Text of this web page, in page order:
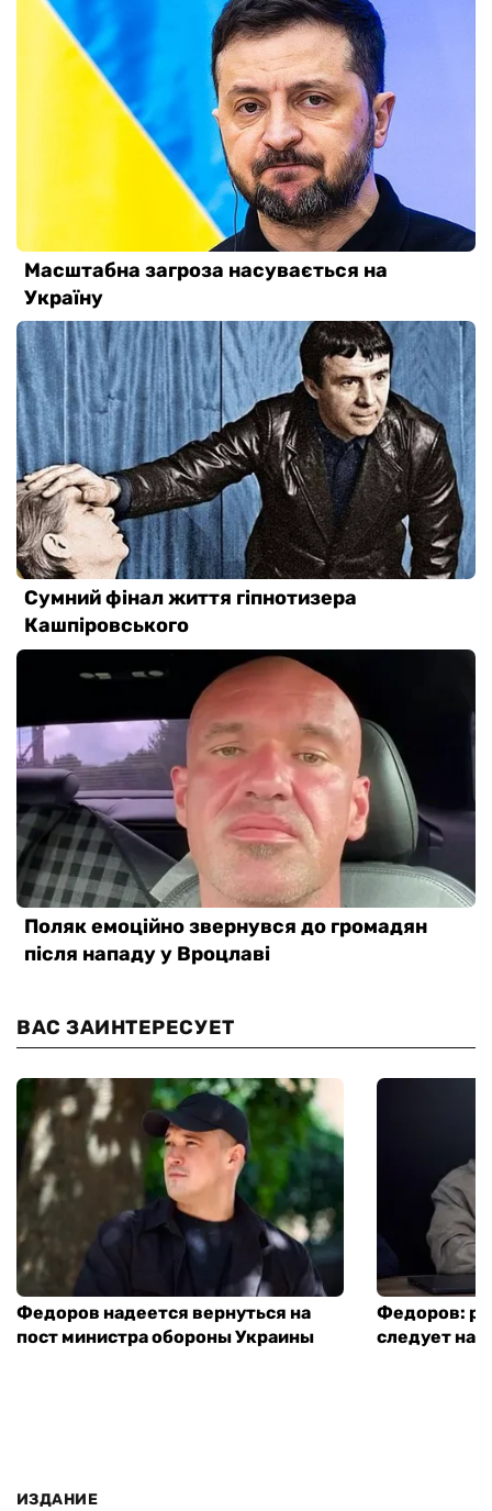
ВАС ЗАИНТЕРЕСУЕТ
Федоров надеется вернуться на
пост министра обороны Украины
Федоров:
следует
ИЗДАНИЕ